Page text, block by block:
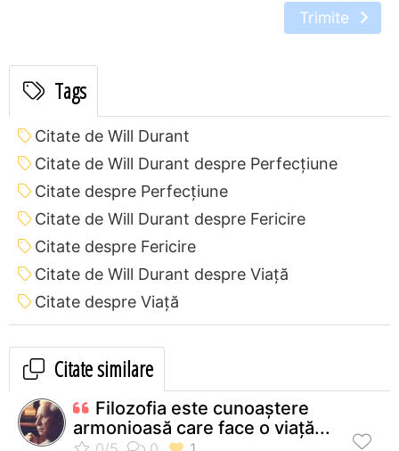
Trimite
Tags
Citate de Will Durant
Citate de Will Durant despre Perfecţiune
Citate despre Perfecţiune
Citate de Will Durant despre Fericire
Citate despre Fericire
Citate de Will Durant despre Viață
Citate despre Viață
Citate similare
Filozofia este cunoaştere
armonioasă care face o viaţă...